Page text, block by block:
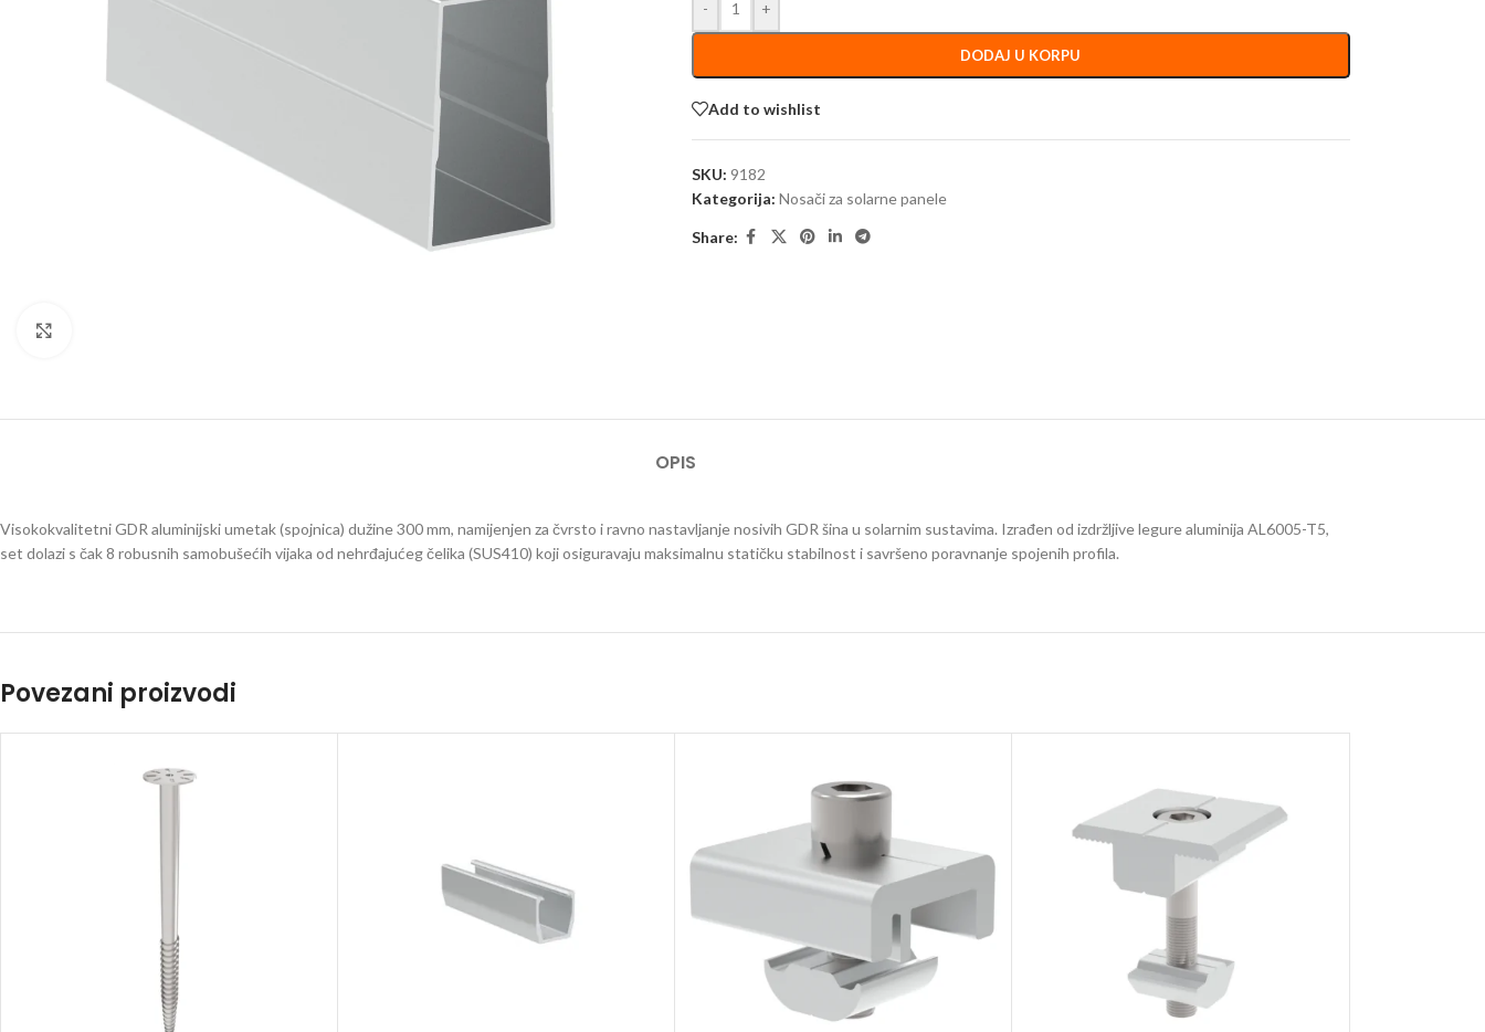
- +
DODAJ U KORPU
Add to wishlist
SKU: 9182
Kategorija: Nosači za solarne panele
Share:
OPIS
Visokokvalitetni GDR aluminijski umetak (spojnica) dužine 300 mm, namijenjen za čvrsto i ravno nastavljanje nosivih GDR šina u solarnim sustavima. Izrađen od izdržljive legure aluminija AL6005-T5,
set dolazi s čak 8 robusnih samobušećih vijaka od nehrđajućeg čelika (SUS410) koji osiguravaju maksimalnu statičku stabilnost i savršeno poravnanje spojenih profila.
Povezani proizvodi